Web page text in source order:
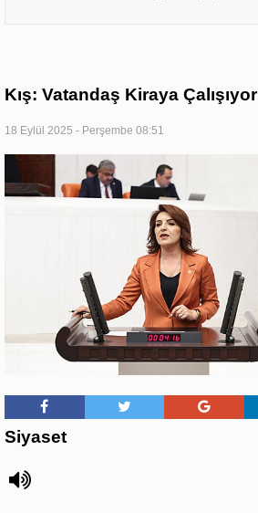
Kış: Vatandaş Kiraya Çalışıyor
18 Eylül 2025 - Perşembe 08:51
Siyaset